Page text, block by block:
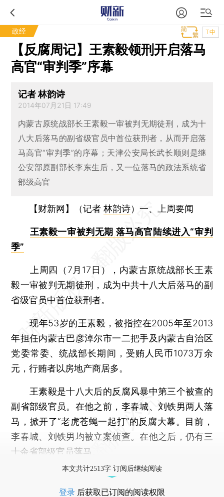
政经 T中
【反腐周记】王素毅领刑开启落马
高官“审判季”序幕
记者 林韵诗
2014年07月21日 17:49
内蒙古原统战部长王素毅一审被判无期徒刑，成为十
八大后落马的副省级官员中首位获刑者，从而开启落
马高官“审判季”的序幕；天津公安局长武长顺则是继
公安部原副部长李东生后，又一位落马的政法系统省
部级高官
【财新网】（记者林韵诗）一、上周要闻
王素毅一审被判无期 落马高官陆续进入“审判
季”
上周四（7月17日），内蒙古原统战部长王素
毅一审被判无期徒刑，成为中共十八大后落马的副
省级官员中首位获刑者。
现年53岁的王素毅，被指控在2005年至2013
年担任内蒙古巴彦淖尔市一二把手及内蒙古自治区
党委常委、统战部长期间，受贿人民币1073万余
元，行贿者以房地产商居多。
王素毅是十八大后的反腐风暴中第三个被查的
副省部级官员。在他之前，李春城、刘铁男两人落
马，掀开了“老虎苍蝇一起打”的反腐大幕。目前，
李春城、刘铁男均被立案侦查。在他之后，仍有三
十余省部级官员落马。
本文共计2513字 订阅后继续阅读
登录 后获取已订阅的阅读权限